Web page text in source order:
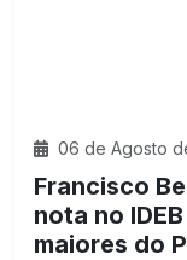
06 de Agosto
Francisco
nota no
maiores do